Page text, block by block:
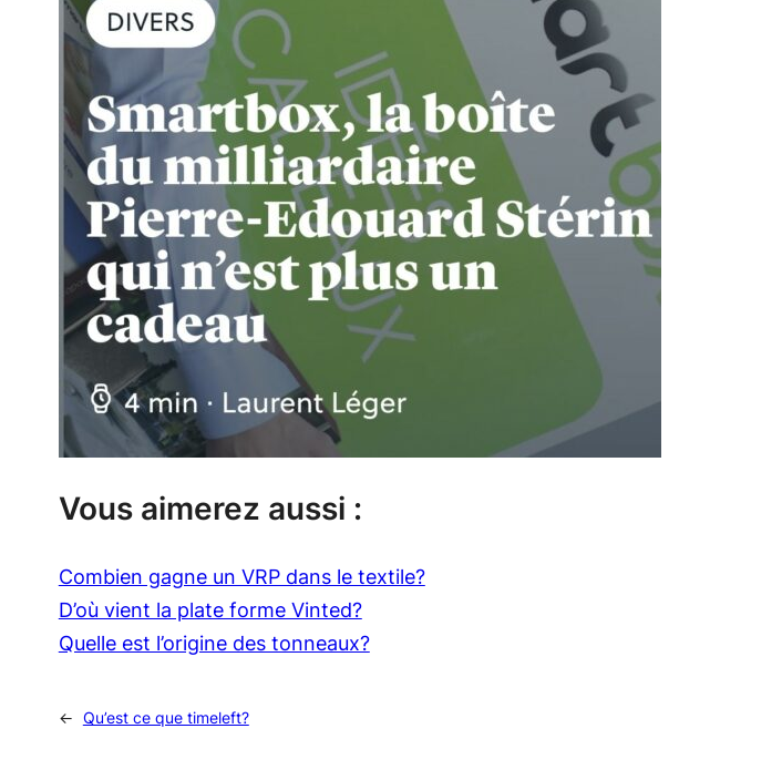
Vous aimerez aussi :
Combien gagne un VRP dans le textile?
D’où vient la plate forme Vinted?
Quelle est l’origine des tonneaux?
← Qu’est ce que timeleft?